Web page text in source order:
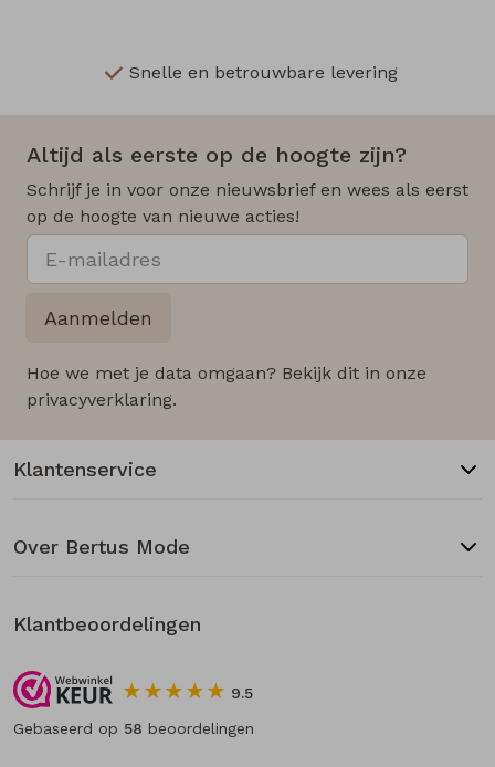
Snelle en betrouwbare levering
Altijd als eerste op de hoogte zijn?
Schrijf je in voor onze nieuwsbrief en wees als eerst
op de hoogte van nieuwe acties!
Aanmelden
Hoe we met je data omgaan? Bekijk dit in onze
privacyverklaring.
Klantenservice
Over Bertus Mode
Klantbeoordelingen
9.5
Gebaseerd op 58 beoordelingen